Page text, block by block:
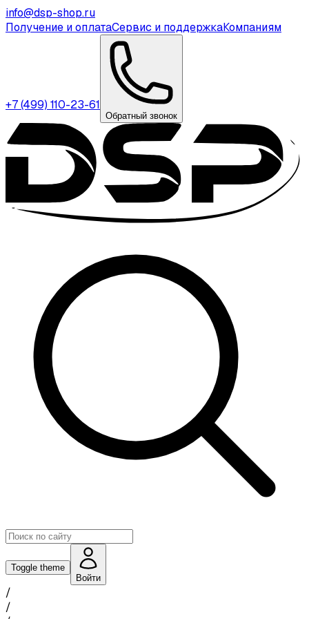
info@dsp-shop.ru
Получение и оплатаСервис и поддержкаКомпаниям
+7 (499) 110-23-61
Обратный звонок
Toggle theme
Войти
/
/